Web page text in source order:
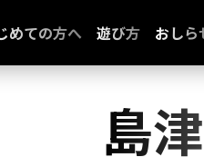
めての方へ 遊び方 おしら
島